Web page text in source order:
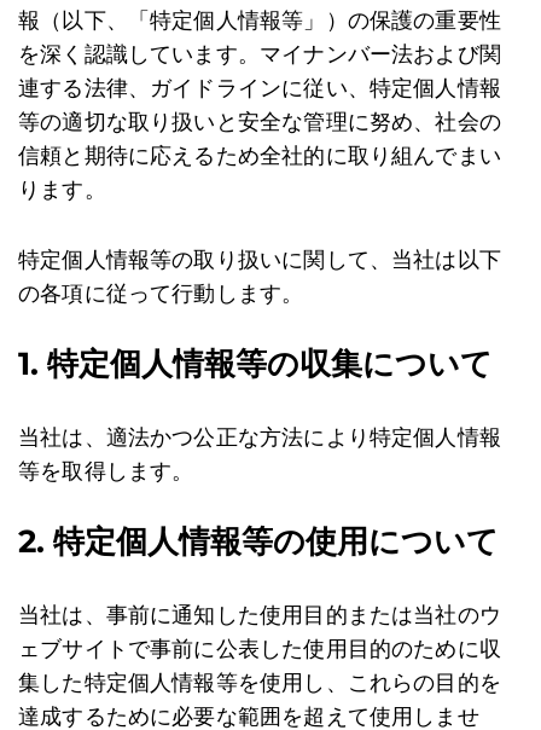
報（以下、「特定個人情報等」）の保護の重要性
を深く認識しています。マイナンバー法および関
連する法律、ガイドラインに従い、特定個人情報
等の適切な取り扱いと安全な管理に努め、社会の
信頼と期待に応えるため全社的に取り組んでまい
ります。
特定個人情報等の取り扱いに関して、当社は以下
の各項に従って行動します。
1. 特定個人情報等の収集について
当社は、適法かつ公正な方法により特定個人情報
等を取得します。
2. 特定個人情報等の使用について
当社は、事前に通知した使用目的または当社のウ
ェブサイトで事前に公表した使用目的のために収
集した特定個人情報等を使用し、これらの目的を
達成するために必要な範囲を超えて使用しませ